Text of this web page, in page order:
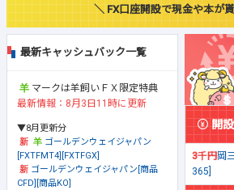
＼ FX口座開設で現金や本が
最新キャッシュバック一覧
マークは羊飼いＦＸ限定特典
最新情報：8月3日11時に更新
▼8月更新分
ゴールデンウェイジャパン
[FXTFMT4][FXTFGX]
ゴールデンウェイジャパン[商品
CFD][商品KO]
開
3千円岡
365]